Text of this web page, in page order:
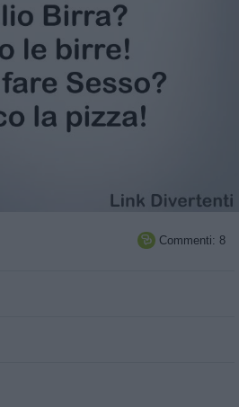
 Commenti: 8